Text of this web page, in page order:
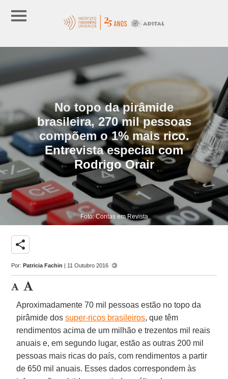
No topo da pirâmide
brasileira, 270 mil pessoas
compõem o 1% mais rico.
Entrevista especial com
Rodrigo Orair
Foto: Contas em Revista
share
Por:Patricia Fachin | 11 Outubro 2016
Aproximadamente 70 mil pessoas estão no topo da
pirâmide dossuper-ricos brasileiros, que têm
rendimentos acima de um milhão e trezentos mil reais
anuais e, em segundo lugar, estão as outras 200 mil
pessoas mais ricas do país, com rendimentos a partir
de 650 mil anuais. Esses dados correspondem às